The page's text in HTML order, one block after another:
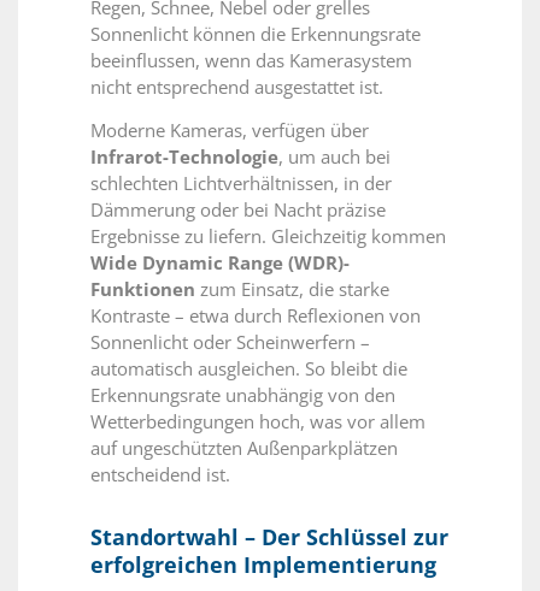
Regen, Schnee, Nebel oder grelles
Sonnenlicht können die Erkennungsrate
beeinflussen, wenn das Kamerasystem
nicht entsprechend ausgestattet ist.
Moderne Kameras, verfügen über
Infrarot-Technologie, um auch bei
schlechten Lichtverhältnissen, in der
Dämmerung oder bei Nacht präzise
Ergebnisse zu liefern. Gleichzeitig kommen
Wide Dynamic Range (WDR)-
Funktionen zum Einsatz, die starke
Kontraste – etwa durch Reflexionen von
Sonnenlicht oder Scheinwerfern –
automatisch ausgleichen. So bleibt die
Erkennungsrate unabhängig von den
Wetterbedingungen hoch, was vor allem
auf ungeschützten Außenparkplätzen
entscheidend ist.
Standortwahl – Der Schlüssel zur
erfolgreichen Implementierung